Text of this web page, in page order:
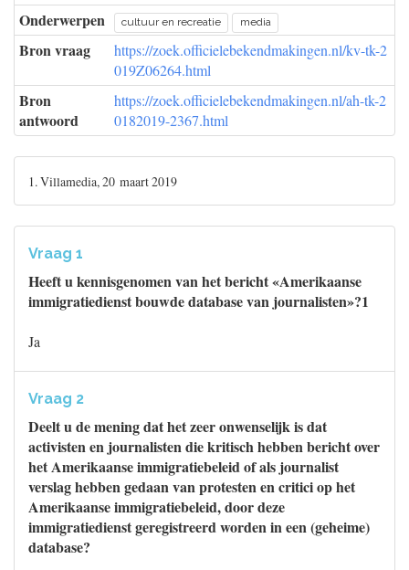
Onderwerpen cultuur en recreatie media
Bron vraag
https://zoek.officielebekendmakingen.nl/kv-tk-2
019Z06264.html
Bron
antwoord
https://zoek.officielebekendmakingen.nl/ah-tk-2
0182019-2367.html
1. Villamedia, 20 maart 2019
Vraag 1
Heeft u kennisgenomen van het bericht «Amerikaanse
immigratiedienst bouwde database van journalisten»?1
Ja
Vraag 2
Deelt u de mening dat het zeer onwenselijk is dat
activisten en journalisten die kritisch hebben bericht over
het Amerikaanse immigratiebeleid of als journalist
verslag hebben gedaan van protesten en critici op het
Amerikaanse immigratiebeleid, door deze
immigratiedienst geregistreerd worden in een (geheime)
database?